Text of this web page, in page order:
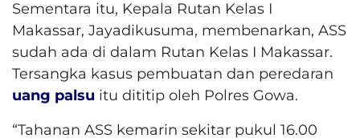
Sementara itu, Kepala Rutan Kelas I
Makassar, Jayadikusuma, membenarkan, ASS
sudah ada di dalam Rutan Kelas I Makassar.
Tersangka kasus pembuatan dan peredaran
uang palsu itu dititip oleh Polres Gowa.
“Tahanan ASS kemarin sekitar pukul 16.00